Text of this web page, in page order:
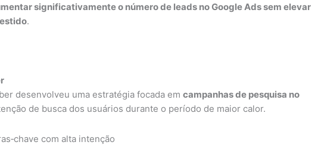
significativamente o número de leads no Google Ads sem elevar
.
desenvolveu uma estratégia focada em campanhas de pesquisa no
de busca dos usuários durante o período de maior calor.
com alta intenção